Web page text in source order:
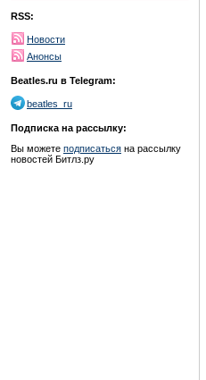
RSS:
Новости
Анонсы
Beatles.ru в Telegram:
beatles_ru
Подписка на рассылку:
Вы можете подписаться на рассылку
новостей Битлз.ру